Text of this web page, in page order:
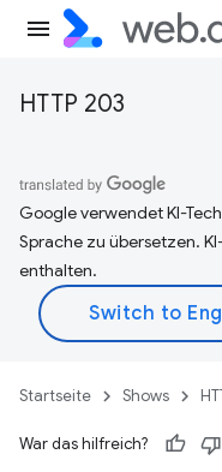
HTTP 203
Google verwendet KI-
Sprache zu übersetzen.
enthalten.
Startseite Shows
War das hilfreich?